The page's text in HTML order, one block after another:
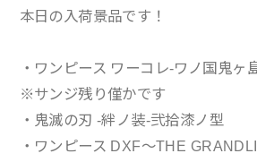
本日の入荷景品です！
・ワンピース ワーコレ-ワノ国鬼ヶ
※サンジ残り僅かです
・鬼滅の刃 -絆ノ装-弐拾漆ノ型
・ワンピース DXF～THE